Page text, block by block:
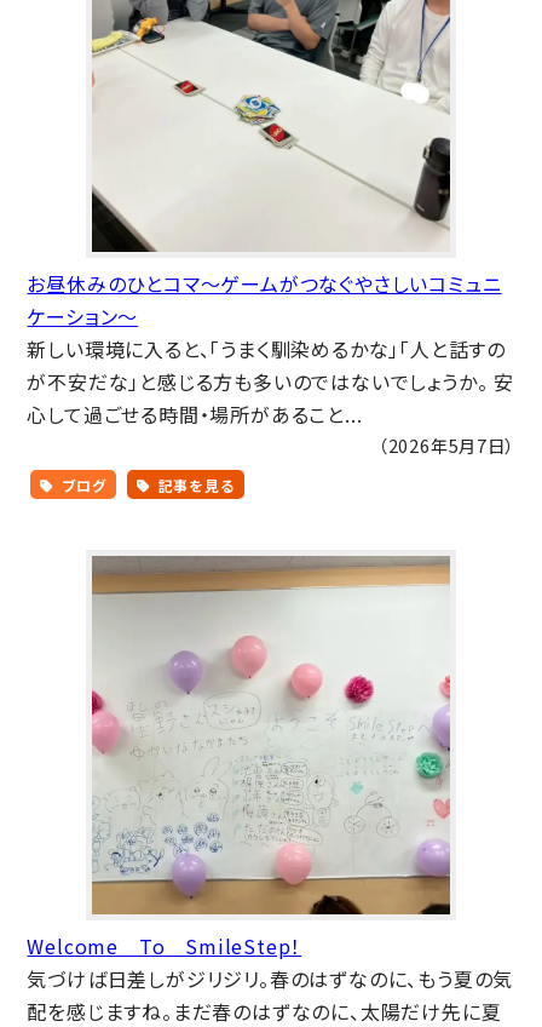
お昼休みのひとコマ～ゲームがつなぐやさしいコミュニ
ケーション～
新しい環境に入ると、「うまく馴染めるかな」「人と話すの
が不安だな」と感じる方も多いのではないでしょうか。 安
心して過ごせる時間・場所があること...
（2026年5月7日）
ブログ 記事を見る
Welcome To SmileStep！
気づけば日差しがジリジリ。春のはずなのに、もう夏の気
配を感じますね。まだ春のはずなのに、太陽だけ先に夏